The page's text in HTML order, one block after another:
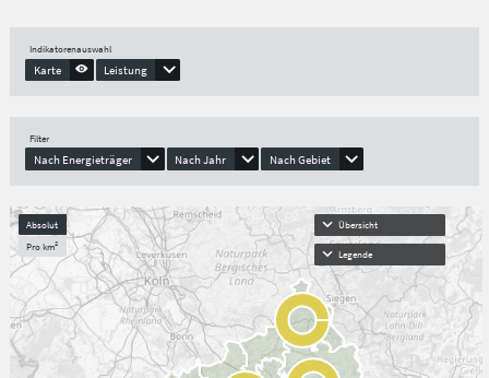
Indikatorenauswahl
Karte Leistung
Filter
Nach Energieträger Nach Jahr Nach Gebiet
Absolut
Pro km²
Übersicht
Legende